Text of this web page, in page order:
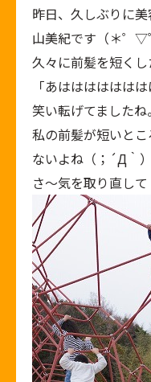
昨日、久しぶりに
山美紀です（＊゜▽
久々に前髪を短く
「あはははははは
笑い転げてましたね。
私の前髪が短いと
ないよね（；´Д｀）
さ～気を取り直し